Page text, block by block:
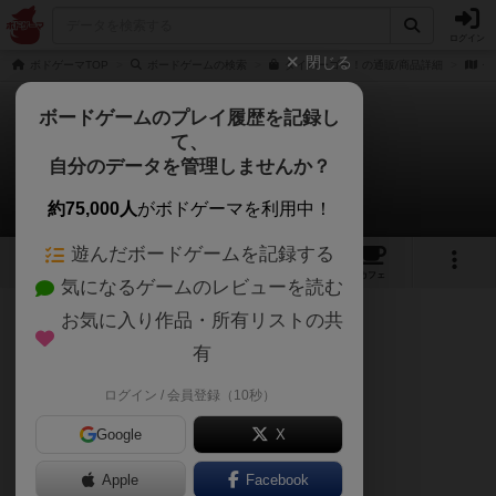
ダイバーゴー！の通販/商品詳細
ダイバーゴー！
午後くまさんのレビュー
2 1
カフェ
117名 1名 0 3ヶ月前
チキンレース
閉じる
ボードゲームのプレイ履歴を記録し
て、
自分のデータを管理しませんか？
約75,000人がボドゲーマを利用中！
遊んだボードゲームを記録する
気になるゲームのレビューを読む
お気に入り作品・所有リストの共
有
ログイン / 会員登録（10秒）
Google X
Apple Facebook